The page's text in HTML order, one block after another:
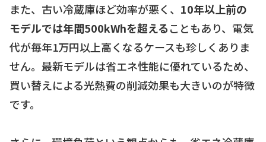
また、古い冷蔵庫ほど効率が悪く、 10年以上前の
モデルでは年間500kWhを超えることもあり、電気
代が毎年1万円以上高くなるケースも珍しくありま
せん。最新モデルは省エネ性能に優れているため、
買い替えによる光熱費の削減効果も大きいのが特徴
です。